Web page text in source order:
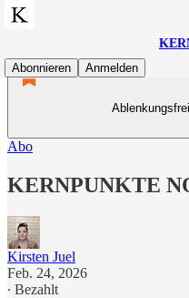
Abonnieren
Anmelden
Abo
KERNPUNKTE
Kirsten Juel
Feb. 24, 2026
∙ Bezahlt